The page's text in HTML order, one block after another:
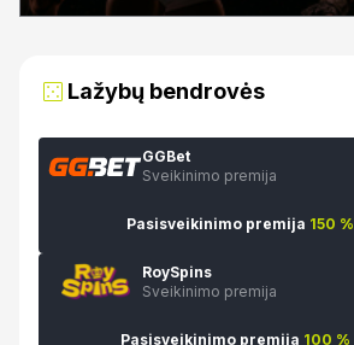
Lažybų bendrovės
GGBet
Sveikinimo premija
Pasisveikinimo premija 150 %
RoySpins
Sveikinimo premija
Pasisveikinimo premija 100 %